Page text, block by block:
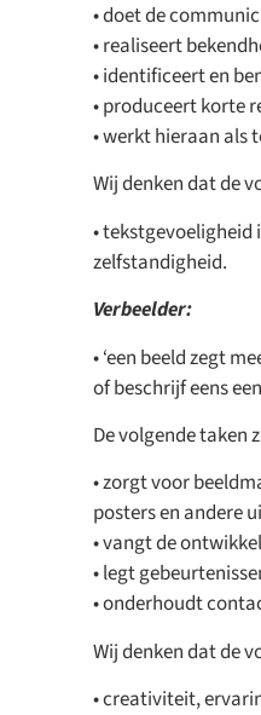
• doet de
• realiseert
• identificeert en
• produceert korte
• werkt hieraan als
Wij denken dat de
•
zelfstandigheid.
Verbeelder:
• ‘een beeld zegt
of beschrijf eens
De volgende taken
• zorgt voor
posters en andere
• vangt de
• legt
• onderhoudt
Wij denken dat de
• creativiteit,